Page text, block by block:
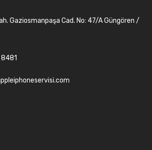
Gaziosmanpaşa Cad. No: 47/A Güngören /